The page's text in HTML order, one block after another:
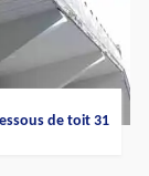
de toit 31